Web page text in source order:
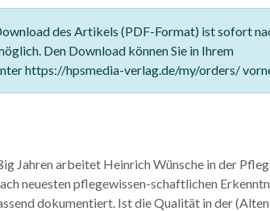
des Artikels (PDF-Format) ist sofort
Den Download können Sie in Ihrem
https://hpsmedia-verlag.de/my/orders/
Jahren arbeitet Heinrich Wünsche in der
neuesten pflegewissen-schaftlichen
dokumentiert. Ist die Qualität in der